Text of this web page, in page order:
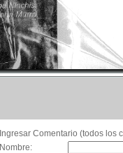
Ingresar Comentario (todos los
Nombre: